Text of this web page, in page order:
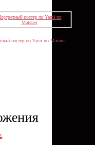
постер по Yami no Matsuei